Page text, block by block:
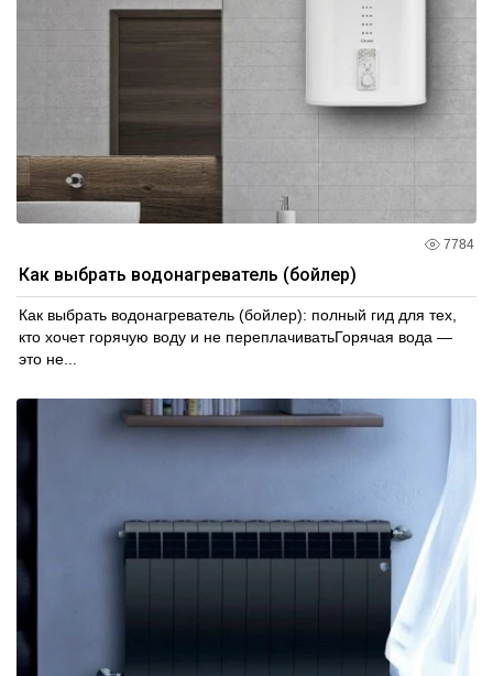
7784
Как выбрать водонагреватель (бойлер)
Как выбрать водонагреватель (бойлер): полный гид для тех,
кто хочет горячую воду и не переплачиватьГорячая вода —
это не...